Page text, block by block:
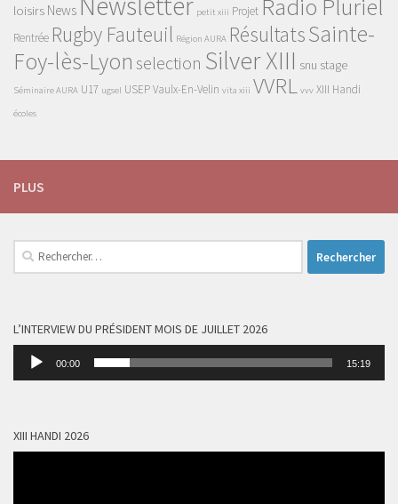
loisirs News petit xiii Projet Radio Pluriel
Rentrée Rugby Fauteuil Région AURA RésultatsSainte-
Foy-lès-Lyon selection Silver XIII snu stage
Séminaire AURA U17 ugsel USEPVaulx-En-Velin vita xiii VVRL vvv XIII Handi
écoles
PLUS
Rechercher :
L’INTERVIEW DU PRÉSIDENT MOIS DE JUILLET 2026
Lecteur
00:00 15:19
XIII HANDI 2026